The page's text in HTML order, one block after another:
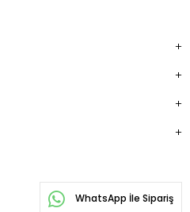
WhatsApp İle Sipariş